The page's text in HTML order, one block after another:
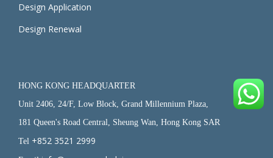
Design Application
Design Renewal
HONG KONG HEADQUARTER
Unit 2406, 24/F, Low Block, Grand Millennium Plaza,
181 Queen's Road Central, Sheung Wan, Hong Kong SAR
Tel +852 3521 2999